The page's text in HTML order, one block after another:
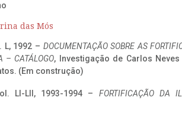
das Mós
L, 1992 – DOCUMENTAÇÃO SOBRE AS
– CATÁLOGO, Investigação de Carlos
(Em construção)
LI-LII, 1993-1994 – FORTIFICAÇÃO DA